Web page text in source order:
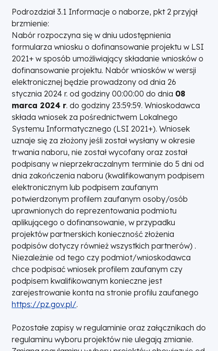
Podrozdział 3.1 Informacje o naborze, pkt 2 przyjął
brzmienie:
Nabór rozpoczyna się w dniu udostępnienia
formularza wniosku o dofinansowanie projektu w LSI
2021+ w sposób umożliwiający składanie wniosków o
dofinansowanie projektu. Nabór wniosków w wersji
elektronicznej będzie prowadzony od dnia 26
stycznia 2024 r. od godziny 00:00:00 do dnia 08
marca 2024 r. do godziny 23:59:59. Wnioskodawca
składa wniosek za pośrednictwem Lokalnego
Systemu Informatycznego (LSI 2021+). Wniosek
uznaje się za złożony jeśli został wysłany w okresie
trwania naboru, nie został wycofany oraz został
podpisany w nieprzekraczalnym terminie do 5 dni od
dnia zakończenia naboru (kwalifikowanym podpisem
elektronicznym lub podpisem zaufanym
potwierdzonym profilem zaufanym osoby/osób
uprawnionych do reprezentowania podmiotu
aplikującego o dofinansowanie, w przypadku
projektów partnerskich konieczność złożenia
podpisów dotyczy również wszystkich partnerów) .
Niezależnie od tego czy podmiot/wnioskodawca
chce podpisać wniosek profilem zaufanym czy
podpisem kwalifikowanym konieczne jest
zarejestrowanie konta na stronie profilu zaufanego
https://pz.gov.pl/.
Pozostałe zapisy w regulaminie oraz załącznikach do
regulaminu wyboru projektów nie ulegają zmianie.